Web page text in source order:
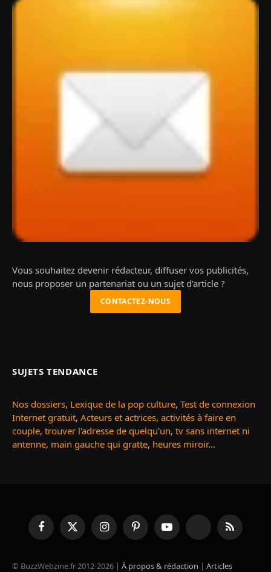
Vous souhaitez devenir rédacteur, diffuser vos publicités,
nous proposer un partenariat ou un sujet d'article ?
CONTACTEZ-NOUS
SUJETS TENDANCE
Nos dossiers, Lexique de la pop culture, Test de connexion
Internet gratuit, Acteurs et actrices, activités à faire en
couple, trouver l'adresse de quelqu'un, tv sans internet ni
antenne, main gauche qui gratte, heures miroir...
FacebookX
(Twitter)
InstagramPinterestYouTube TikTok RSS
© BuzzWebzine.fr 2012-2026 | À propos & rédaction | Articles